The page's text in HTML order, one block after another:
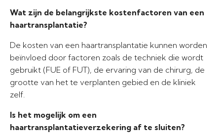
Wat zijn de belangrijkste kostenfactoren van een
haartransplantatie?
De kosten van een haartransplantatie kunnen worden
beïnvloed door factoren zoals de techniek die wordt
gebruikt (FUE of FUT), de ervaring van de chirurg, de
grootte van het te verplanten gebied en de kliniek
zelf.
Is het mogelijk om een
haartransplantatieverzekering af te sluiten?